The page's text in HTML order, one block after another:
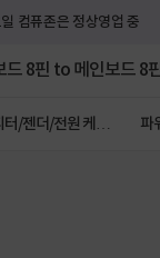
컴퓨존은 정상영업 중
드 8핀 to 메인보드 8
터/젠더/전원 케이
파